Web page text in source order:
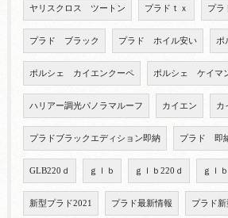
ヤリスクロス ツートン プラドｔｘ プ
プラド ブラック プラド ホイル安い ポ
ポルシェ カイエンクーペ ポルシェ ケイマ
ハリアー調光パノラマルーフ カイエン カ
プラドブラックエディション即納 プラド 即
GLB220ｄ ｇｌｂ ｇｌｂ220ｄ ｇｌ
新型プラド2021 プラド最新情報 プラド